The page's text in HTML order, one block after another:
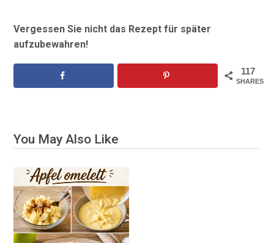
Vergessen Sie nicht das Rezept für später
aufzubewahren!
117
SHARES
You May Also Like